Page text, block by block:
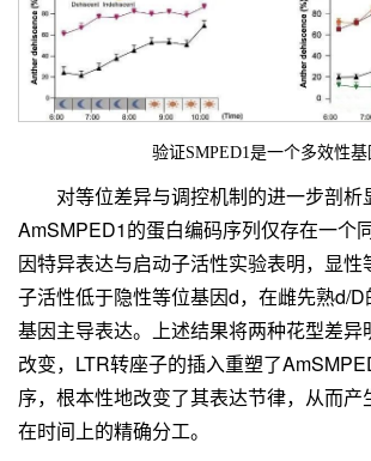
验证SMPED1是一个多效性基
对等位差异与调控机制的进一步剖析
AmSMPED1的蛋白编码序列仅存在一个
因特异表达与启动子活性实验表明，显
子活性低于隐性等位基因d，在雌先熟d/
基因主导表达。上述结果将两种花型差异
改变，LTR转座子的插入重塑了
序，根本性地改变了其表达节律，从而
在时间上的精确分工。